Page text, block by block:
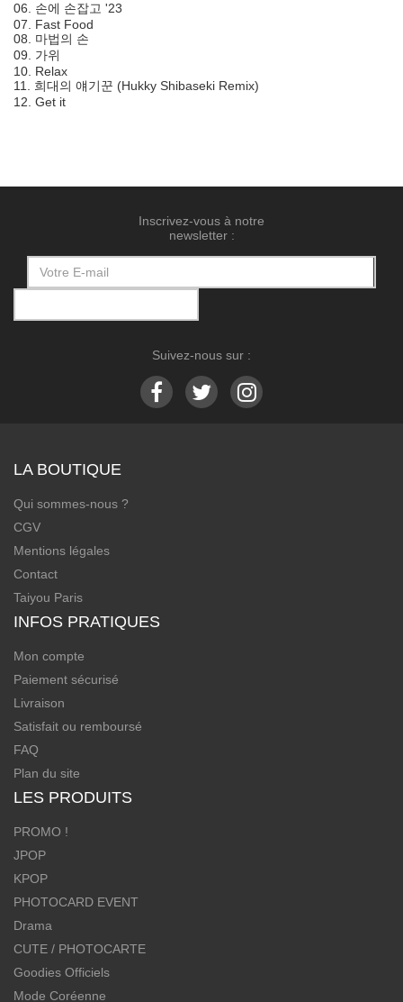
06.
손에 손잡고 '23
07.
Fast Food
08.
마법의 손
09.
가위
10. Relax
11.
희대의 얘기꾼 (Hukky Shibaseki Remix)
12. Get it
Inscrivez-vous à notre
newsletter :
Suivez-nous sur :
LA BOUTIQUE
Qui sommes-nous ?
CGV
Mentions légales
Contact
Taiyou Paris
INFOS PRATIQUES
Mon compte
Paiement sécurisé
Livraison
Satisfait ou remboursé
FAQ
Plan du site
LES PRODUITS
PROMO !
JPOP
KPOP
PHOTOCARD EVENT
Drama
CUTE / PHOTOCARTE
Goodies Officiels
Mode Coréenne